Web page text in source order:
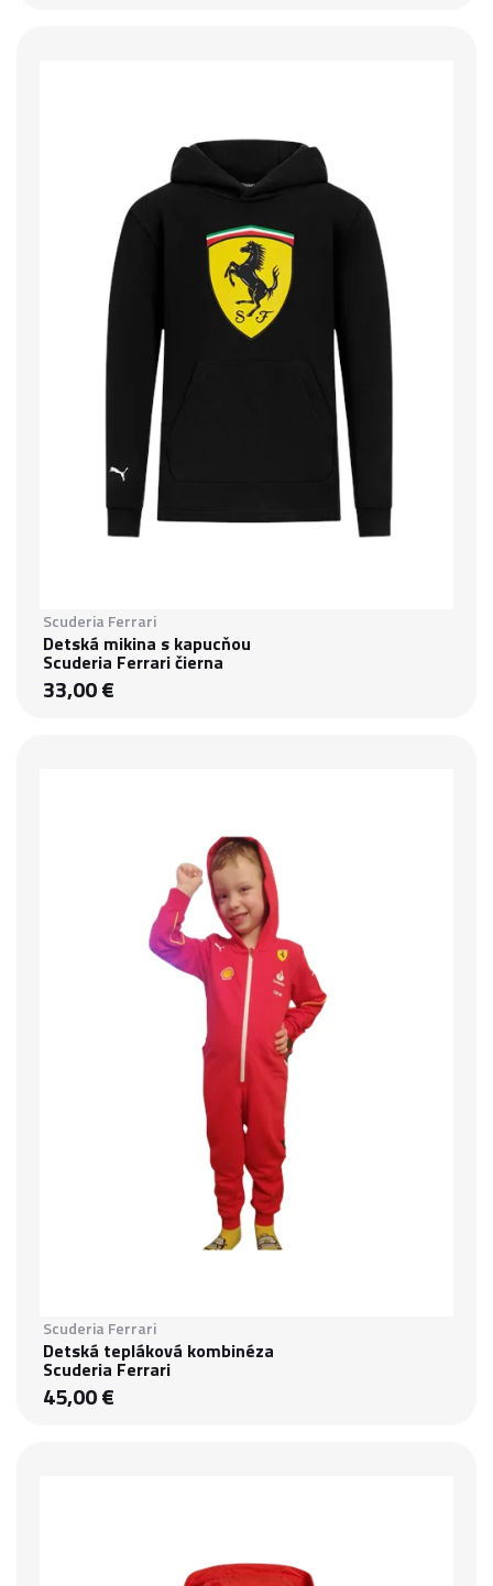
Scuderia Ferrari
Detská mikina s kapucňou
Scuderia Ferrari čierna
33,00 €
Scuderia Ferrari
Detská tepláková kombinéza
Scuderia Ferrari
45,00 €